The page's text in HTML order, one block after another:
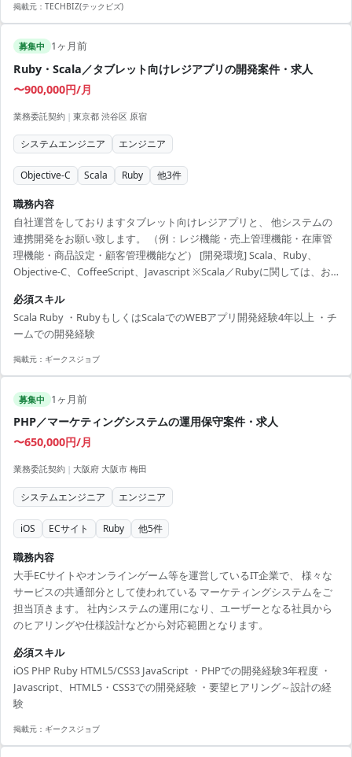
掲載元： TECHBIZ(テックビズ)
募集中 1ヶ月前
Ruby・Scala／タブレット向けレジアプリの開発案件・求人
〜900,000円/月
業務委託契約 | 東京都 渋谷区 原宿
システムエンジニア エンジニア
Objective-C Scala Ruby 他3件
職務内容
自社運営をしておりますタブレット向けレジアプリと、 他システムの
連携開発をお願い致します。 （例：レジ機能・売上管理機能・在庫管
理機能・商品設定・顧客管理機能など） [開発環境] Scala、Ruby、
Objective-C、CoffeeScript、Javascript ※Scala／Rubyに関しては、お
必須スキル
Scala Ruby ・RubyもしくはScalaでのWEBアプリ開発経験4年以上 ・チ
ームでの開発経験
掲載元： ギークスジョブ
募集中 1ヶ月前
PHP／マーケティングシステムの運用保守案件・求人
〜650,000円/月
業務委託契約 | 大阪府 大阪市 梅田
システムエンジニア エンジニア
iOS ECサイト Ruby 他5件
職務内容
大手ECサイトやオンラインゲーム等を運営しているIT企業で、 様々な
サービスの共通部分として使われている マーケティングシステムをご
担当頂きます。 社内システムの運用になり、ユーザーとなる社員から
のヒアリングや仕様設計などから対応範囲となります。
必須スキル
iOS PHP Ruby HTML5/CSS3 JavaScript ・PHPでの開発経験3年程度 ・
Javascript、HTML5・CSS3での開発経験 ・要望ヒアリング～設計の経
験
掲載元： ギークスジョブ